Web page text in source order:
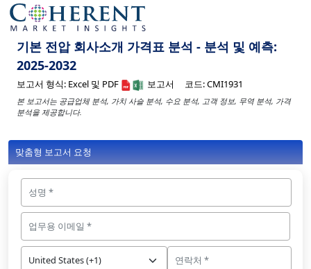
기본 전압 회사소개 가격표 분석 - 분석 및 예측:
2025-2032
보고서 형식: Excel 및 PDF 보고서 코드:CMI1931
본 보고서는 공급업체 분석, 가치 사슬 분석, 수요 분석, 고객 정보, 무역 분석, 가격
분석을 제공합니다.
맞춤형 보고서 요청